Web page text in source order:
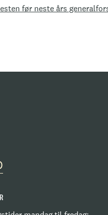
før neste års